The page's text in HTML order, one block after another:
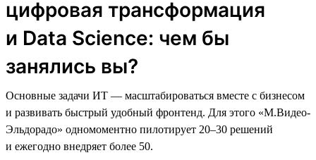
цифровая трансформация
и Data Science: чем бы
занялись вы?
Основные задачи ИТ — масштабироваться вместе с бизнесом
и развивать быстрый удобный фронтенд. Для этого «М.Видео-
Эльдорадо» одномоментно пилотирует 20–30 решений
и ежегодно внедряет более 50.